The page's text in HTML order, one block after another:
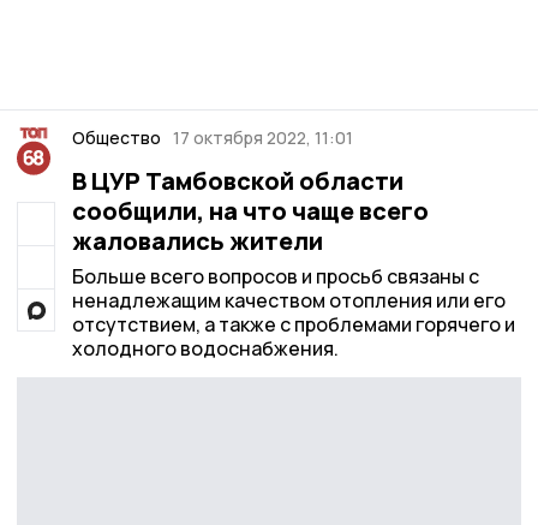
Общество 17 октября 2022, 11:01
В ЦУР Тамбовской области
сообщили, на что чаще всего
жаловались жители
Больше всего вопросов и просьб связаны с
ненадлежащим качеством отопления или его
отсутствием, а также с проблемами горячего и
холодного водоснабжения.